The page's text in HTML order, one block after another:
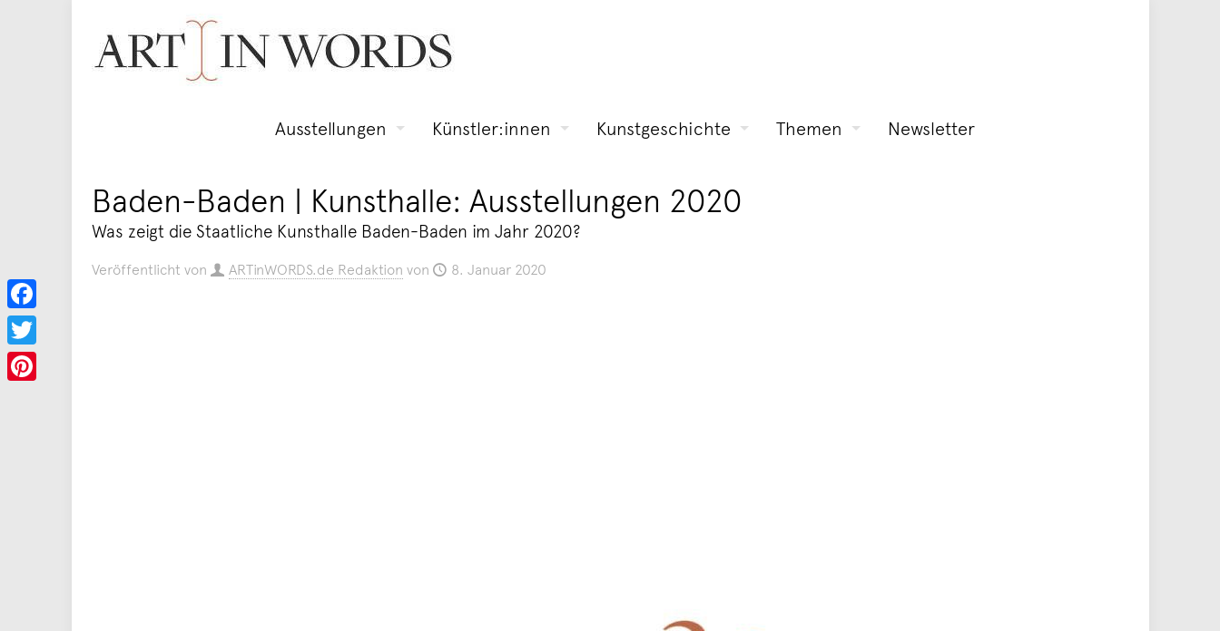
Ausstellungen Künstler:innen Kunstgeschichte Themen Newsletter
Baden-Baden | Kunsthalle: Ausstellungen 2020
Was zeigt die Staatliche Kunsthalle Baden-Baden im Jahr 2020?
Veröffentlicht von ARTinWORDS.de Redaktion von 8. Januar 2020
Facebook
Twitter